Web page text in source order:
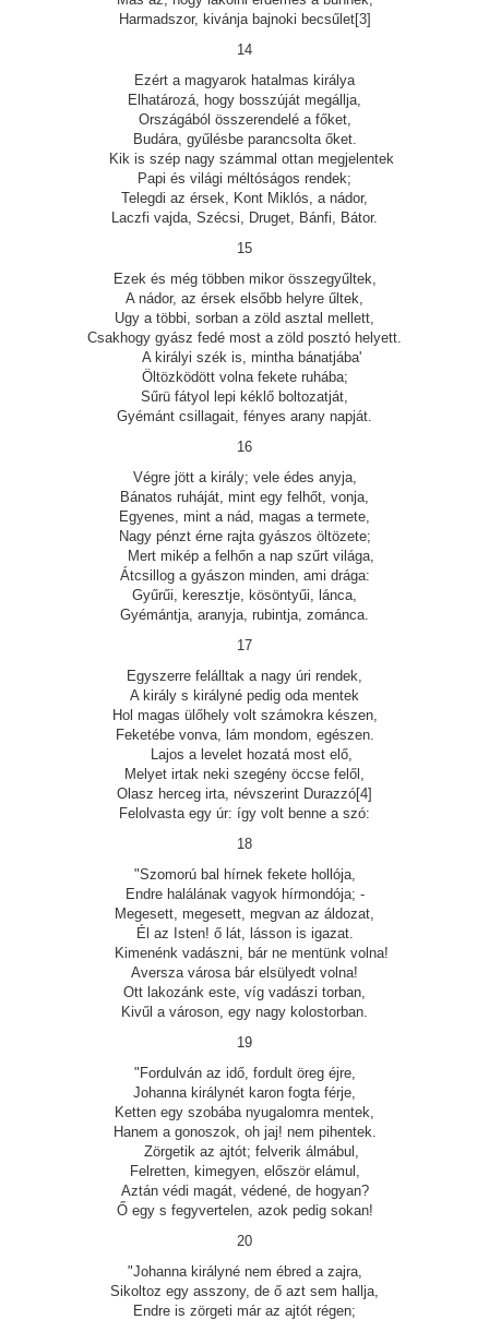
Harmadszor, kivánja bajnoki becsűlet[3]
14
Ezért a magyarok hatalmas királya
Elhatározá, hogy bosszúját megállja,
Országából összerendelé a főket,
Budára, gyűlésbe parancsolta őket.
Kik is szép nagy számmal ottan megjelentek
Papi és világi méltóságos rendek;
Telegdi az érsek, Kont Miklós, a nádor,
Laczfi vajda, Szécsi, Druget, Bánfi, Bátor.
15
Ezek és még többen mikor összegyűltek,
A nádor, az érsek elsőbb helyre űltek,
Ugy a többi, sorban a zöld asztal mellett,
Csakhogy gyász fedé most a zöld posztó helyett.
A királyi szék is, mintha bánatjába'
Öltözködött volna fekete ruhába;
Sűrü fátyol lepi kéklő boltozatját,
Gyémánt csillagait, fényes arany napját.
16
Végre jött a király; vele édes anyja,
Bánatos ruháját, mint egy felhőt, vonja,
Egyenes, mint a nád, magas a termete,
Nagy pénzt érne rajta gyászos öltözete;
Mert mikép a felhőn a nap szűrt világa,
Átcsillog a gyászon minden, ami drága:
Gyűrűi, keresztje, kösöntyűi, lánca,
Gyémántja, aranyja, rubintja, zománca.
17
Egyszerre felálltak a nagy úri rendek,
A király s királyné pedig oda mentek
Hol magas ülőhely volt számokra készen,
Feketébe vonva, lám mondom, egészen.
Lajos a levelet hozatá most elő,
Melyet irtak neki szegény öccse felől,
Olasz herceg irta, névszerint Durazzó[4]
Felolvasta egy úr: így volt benne a szó:
18
"Szomorú bal hírnek fekete hollója,
Endre halálának vagyok hírmondója; -
Megesett, megesett, megvan az áldozat,
Él az Isten! ő lát, lásson is igazat.
Kimenénk vadászni, bár ne mentünk volna!
Aversza városa bár elsülyedt volna!
Ott lakozánk este, víg vadászi torban,
Kivűl a városon, egy nagy kolostorban.
19
"Fordulván az idő, fordult öreg éjre,
Johanna királynét karon fogta férje,
Ketten egy szobába nyugalomra mentek,
Hanem a gonoszok, oh jaj! nem pihentek.
Zörgetik az ajtót; felverik álmábul,
Felretten, kimegyen, először elámul,
Aztán védi magát, védené, de hogyan?
Ő egy s fegyvertelen, azok pedig sokan!
20
"Johanna királyné nem ébred a zajra,
Sikoltoz egy asszony, de ő azt sem hallja,
Endre is zörgeti már az ajtót régen;